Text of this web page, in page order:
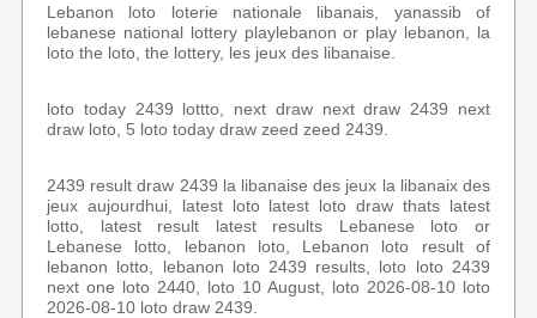
Lebanon loto loterie nationale libanais, yanassib of
lebanese national lottery playlebanon or play lebanon, la
loto the loto, the lottery, les jeux des libanaise.
loto today 2439 lottto, next draw next draw 2439 next
draw loto, 5 loto today draw zeed zeed 2439.
2439 result draw 2439 la libanaise des jeux la libanaix des
jeux aujourdhui, latest loto latest loto draw thats latest
lotto, latest result latest results Lebanese loto or
Lebanese lotto, lebanon loto, Lebanon loto result of
lebanon lotto, lebanon loto 2439 results, loto loto 2439
next one loto 2440, loto 10 August, loto 2026-08-10 loto
2026-08-10 loto draw 2439.